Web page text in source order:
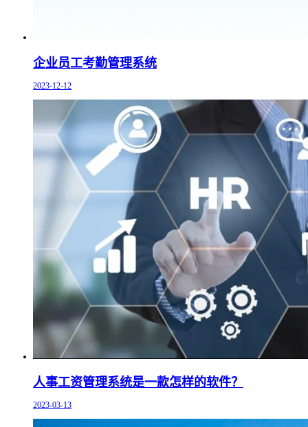
企业员工考勤管理系统
2023-12-12
人事工资管理系统是一款怎样的软件？
2023-03-13